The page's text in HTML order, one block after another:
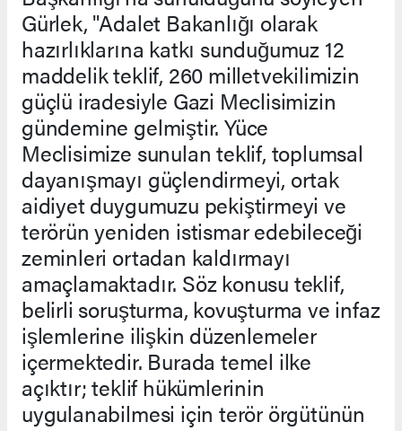
Gürlek, "Adalet Bakanlığı olarak
hazırlıklarına katkı sunduğumuz 12
maddelik teklif, 260 milletvekilimizin
güçlü iradesiyle Gazi Meclisimizin
gündemine gelmiştir. Yüce
Meclisimize sunulan teklif, toplumsal
dayanışmayı güçlendirmeyi, ortak
aidiyet duygumuzu pekiştirmeyi ve
terörün yeniden istismar edebileceği
zeminleri ortadan kaldırmayı
amaçlamaktadır. Söz konusu teklif,
belirli soruşturma, kovuşturma ve infaz
işlemlerine ilişkin düzenlemeler
içermektedir. Burada temel ilke
açıktır; teklif hükümlerinin
uygulanabilmesi için terör örgütünün